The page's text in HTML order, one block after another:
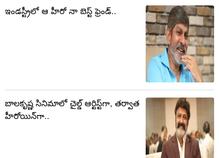
ఇండస్ట్రీలో ఆ హీరో నా బెస్ట్ ఫ్రెండ్..
బాలకృష్ణ సినిమాలో చైల్డ్ ఆర్టిస్ట్‏గా, తర్వాత
హీరోయిన్‏గా..